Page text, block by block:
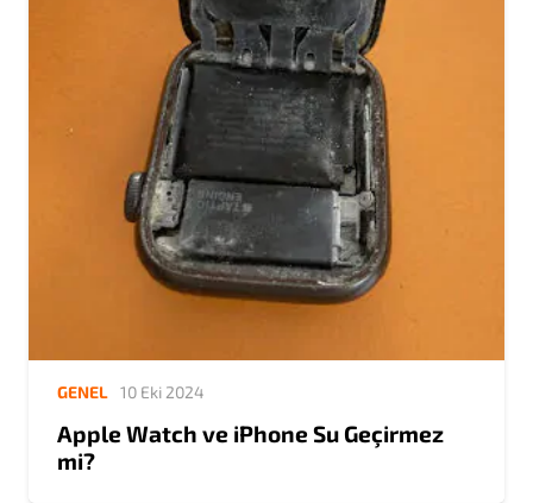
GENEL 10 Eki 2024
Apple Watch ve iPhone Su Geçirmez
mi?